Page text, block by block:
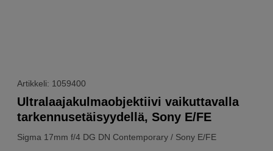
Artikkeli: 1059400
Sigma 17mm f/4 DG DN Contemporary / Sony E/FE
Ultralaajakulmaobjektiivi vaikuttavalla
tarkennusetäisyydellä, Sony E/FE